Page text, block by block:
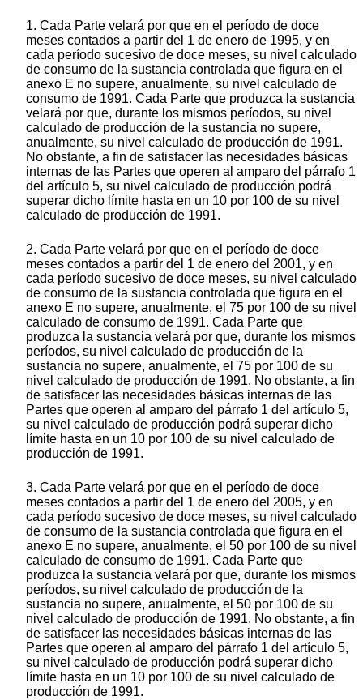
1. Cada Parte velará por que en el período de doce
meses contados a partir del 1 de enero de 1995, y en
cada período sucesivo de doce meses, su nivel calculado
de consumo de la sustancia controlada que figura en el
anexo E no supere, anualmente, su nivel calculado de
consumo de 1991. Cada Parte que produzca la sustancia
velará por que, durante los mismos períodos, su nivel
calculado de producción de la sustancia no supere,
anualmente, su nivel calculado de producción de 1991.
No obstante, a fin de satisfacer las necesidades básicas
internas de las Partes que operen al amparo del párrafo 1
del artículo 5, su nivel calculado de producción podrá
superar dicho límite hasta en un 10 por 100 de su nivel
calculado de producción de 1991.
2. Cada Parte velará por que en el período de doce
meses contados a partir del 1 de enero del 2001, y en
cada período sucesivo de doce meses, su nivel calculado
de consumo de la sustancia controlada que figura en el
anexo E no supere, anualmente, el 75 por 100 de su nivel
calculado de consumo de 1991. Cada Parte que
produzca la sustancia velará por que, durante los mismos
períodos, su nivel calculado de producción de la
sustancia no supere, anualmente, el 75 por 100 de su
nivel calculado de producción de 1991. No obstante, a fin
de satisfacer las necesidades básicas internas de las
Partes que operen al amparo del párrafo 1 del artículo 5,
su nivel calculado de producción podrá superar dicho
límite hasta en un 10 por 100 de su nivel calculado de
producción de 1991.
3. Cada Parte velará por que en el período de doce
meses contados a partir del 1 de enero del 2005, y en
cada período sucesivo de doce meses, su nivel calculado
de consumo de la sustancia controlada que figura en el
anexo E no supere, anualmente, el 50 por 100 de su nivel
calculado de consumo de 1991. Cada Parte que
produzca la sustancia velará por que, durante los mismos
períodos, su nivel calculado de producción de la
sustancia no supere, anualmente, el 50 por 100 de su
nivel calculado de producción de 1991. No obstante, a fin
de satisfacer las necesidades básicas internas de las
Partes que operen al amparo del párrafo 1 del artículo 5,
su nivel calculado de producción podrá superar dicho
límite hasta en un 10 por 100 de su nivel calculado de
producción de 1991.